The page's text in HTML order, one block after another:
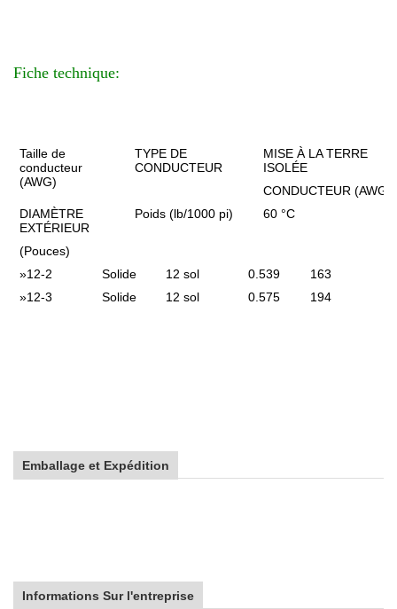
Fiche technique:
Taille de
conducteur
(AWG)
TYPE DE
CONDUCTEUR
MISE À LA TERRE
ISOLÉE
CONDUCTEUR (AWG)
DIAMÈTRE
EXTÉRIEUR
(Pouces)
Poids (lb/1000 pi) 60 °C
»12-2 Solide 12 sol 0.539
163
»12-3 Solide 12 sol 0.575 194
Emballage et Expédition
Informations Sur l'entreprise